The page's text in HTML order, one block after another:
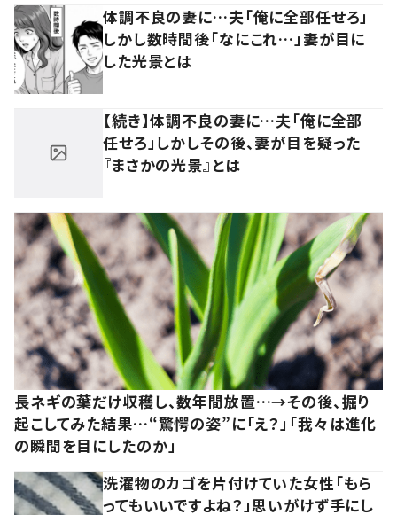
体調不良の妻に…夫「俺に全部任せろ」
しかし数時間後「なにこれ…」妻が目に
した光景とは
【続き】体調不良の妻に…夫「俺に全部
任せろ」しかしその後、妻が目を疑った
『まさかの光景』とは
長ネギの葉だけ収穫し、数年間放置…→その後、掘り
起こしてみた結果…“驚愕の姿”に「え？」「我々は進化
の瞬間を目にしたのか」
洗濯物のカゴを片付けていた女性「もら
ってもいいですよね？」思いがけず手にし